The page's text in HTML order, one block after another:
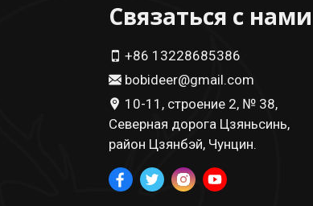
Связаться с нами
+86 13228685386
bobideer@gmail.com
10-11, строение 2, № 38,
Северная дорога Цзяньсинь,
район Цзянбэй, Чунцин.